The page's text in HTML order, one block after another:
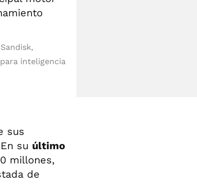
inteligencia
sus
su último
millones,
de